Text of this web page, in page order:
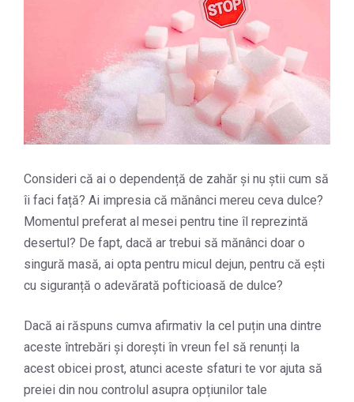
Consideri că ai o dependență de zahăr și nu știi cum să
îi faci față? Ai impresia că mănânci mereu ceva dulce?
Momentul preferat al mesei pentru tine îl reprezintă
desertul? De fapt, dacă ar trebui să mănânci doar o
singură masă, ai opta pentru micul dejun, pentru că ești
cu siguranță o adevărată pofticioasă de dulce?
Dacă ai răspuns cumva afirmativ la cel puțin una dintre
aceste întrebări și dorești în vreun fel să renunți la
acest obicei prost, atunci aceste sfaturi te vor ajuta să
preiei din nou controlul asupra opțiunilor tale